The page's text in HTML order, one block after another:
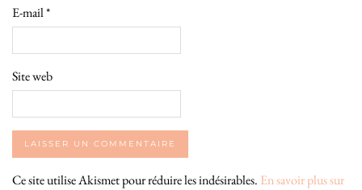
E-mail*
Site web
Ce site utilise Akismet pour réduire les indésirables. En savoir plus sur